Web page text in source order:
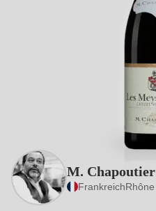
M. Chapoutier
FrankreichRhône